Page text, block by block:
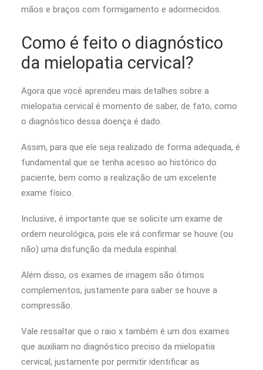
mãos e braços com formigamento e adormecidos.
Como é feito o diagnóstico
da mielopatia cervical?
Agora que você aprendeu mais detalhes sobre a
mielopatia cervical é momento de saber, de fato, como
o diagnóstico dessa doença é dado.
Assim, para que ele seja realizado de forma adequada, é
fundamental que se tenha acesso ao histórico do
paciente, bem como a realização de um excelente
exame físico.
Inclusive, é importante que se solicite um exame de
ordem neurológica, pois ele irá confirmar se houve (ou
não) uma disfunção da medula espinhal.
Além disso, os exames de imagem são ótimos
complementos, justamente para saber se houve a
compressão.
Vale ressaltar que o raio x também é um dos exames
que auxiliam no diagnóstico preciso da mielopatia
cervical, justamente por permitir identificar as